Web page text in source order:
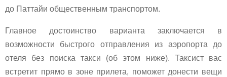
до Паттайи общественным транспортом.
Главное достоинство варианта заключается в
возможности быстрого отправления из аэропорта до
отеля без поиска такси (об этом ниже). Таксист вас
встретит прямо в зоне прилета, поможет донести вещи